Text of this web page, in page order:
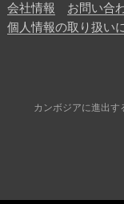
会社情報 お問い合
個人情報の取り扱い
カンボジアに進出